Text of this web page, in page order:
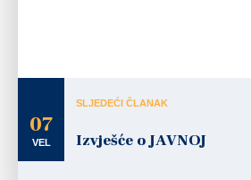
07
VEL
SLJEDEĆI ČLANAK
Izvješće o JAVNOJ